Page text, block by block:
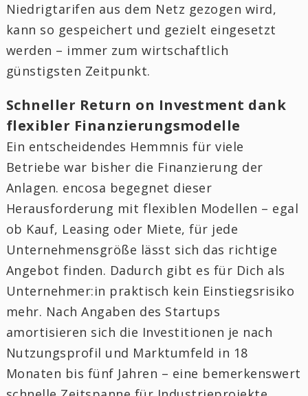
Niedrigtarifen aus dem Netz gezogen wird,
kann so gespeichert und gezielt eingesetzt
werden – immer zum wirtschaftlich
günstigsten Zeitpunkt.
Schneller Return on Investment dank
flexibler Finanzierungsmodelle
Ein entscheidendes Hemmnis für viele
Betriebe war bisher die Finanzierung der
Anlagen. encosa begegnet dieser
Herausforderung mit flexiblen Modellen – egal
ob Kauf, Leasing oder Miete, für jede
Unternehmensgröße lässt sich das richtige
Angebot finden. Dadurch gibt es für Dich als
Unternehmer:in praktisch kein Einstiegsrisiko
mehr. Nach Angaben des Startups
amortisieren sich die Investitionen je nach
Nutzungsprofil und Marktumfeld in 18
Monaten bis fünf Jahren – eine bemerkenswert